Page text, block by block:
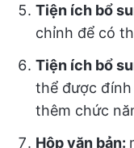
Tiện ích bổ
chỉnh để có
Tiện ích bổ
thể được đính
thêm chức
Hộp văn bản: